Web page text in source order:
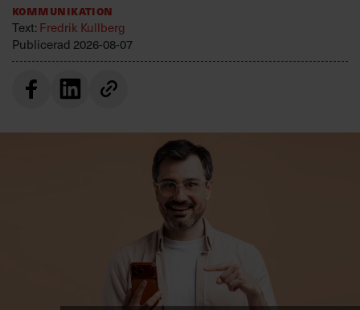
Kommunikation
Text:Fredrik Kullberg
Publicerad 2026-08-07